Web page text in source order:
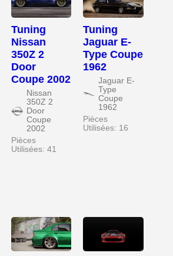
Tuning
Nissan
350Z 2
Door
Coupe 2002
Nissan
350Z 2
Door
Coupe
2002
Pièces
Utilisées: 41
Tuning
Jaguar E-
Type Coupe
1962
Jaguar E-
Type
Coupe
1962
Pièces
Utilisées: 16